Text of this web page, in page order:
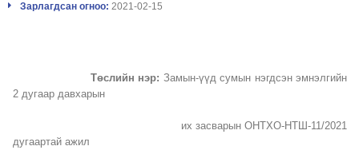
Зарлагдсан огноо: 2021-02-15
Төслийн нэр: Замын-үүд сумын нэгдсэн эмнэлгийн
2 дугаар давхарын
их засварынОНТХО-НТШ-11/2021
дугаартай ажил